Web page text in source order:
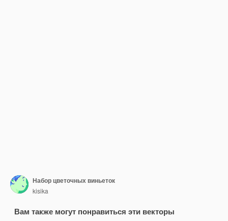
Набор цветочных виньеток
kisika
Вам также могут понравиться эти векторы